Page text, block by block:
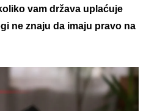
vam država uplaćuje
ne znaju da imaju pravo na